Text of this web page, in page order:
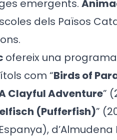
emergents.
dels Països
ofereix una
com “Birds of
Clayful Adventure”
(Pufferfish)”
d’Almudena